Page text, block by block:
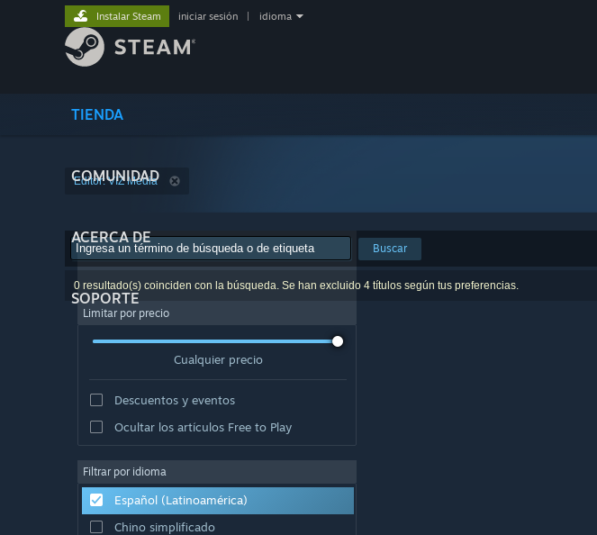
TIENDA
COMUNIDAD
ACERCA DE
SOPORTE
Instalar Steam iniciar sesión idioma
Editor: VIZ Media
Buscar
0 resultado(s) coinciden con la búsqueda. Se han excluido 4 títulos según tus preferencias.
Limitar por precio
Cualquier precio
Descuentos y eventos
Ocultar los artículos Free to Play
Filtrar por idioma
Español (Latinoamérica)
Chino simplificado